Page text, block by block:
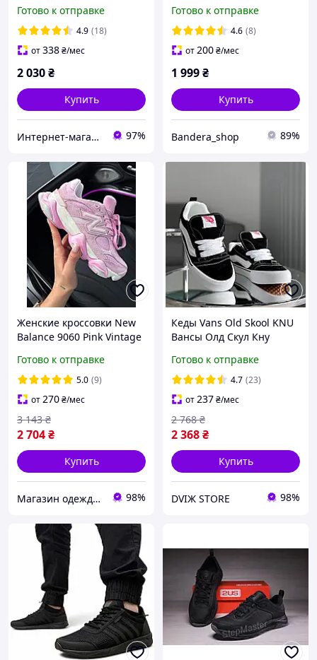
Готово к отправке
4.9 (18)
от338₴/мес
2 030₴
Купить
Интернет-магазин «Step Master» 97%
Готово к отправке
4.6 (8)
от200₴/мес
1 999₴
Купить
Bandera_shop 89%
Женские кроссовки New
Balance 9060 Pink Vintage
замша с потертостями
для девушек
Готово к отправке
5.0 (9)
от270₴/мес
2 704₴
3 143 ₴
Купить
Магазин одежды обуви и топовых товаров 98%
Кеды Vans Old Skool KNU
Вансы Олд Скул Кну
белые замша демисезон
дутые
Готово к отправке
4.7 (23)
от237₴/мес
2 368₴
2 768 ₴
Купить
DVIЖ STORE 98%